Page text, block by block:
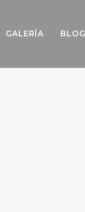
GALERÍA BLOG